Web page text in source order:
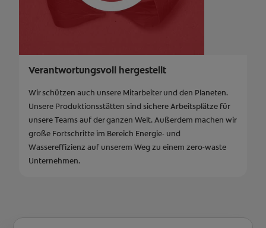
Verantwortungsvoll hergestellt
Wir schützen auch unsere Mitarbeiter und den Planeten.
Unsere Produktionsstätten sind sichere Arbeitsplätze für
unsere Teams auf der ganzen Welt. Außerdem machen wir
große Fortschritte im Bereich Energie- und
Wassereffizienz auf unserem Weg zu einem zero-waste
Unternehmen.